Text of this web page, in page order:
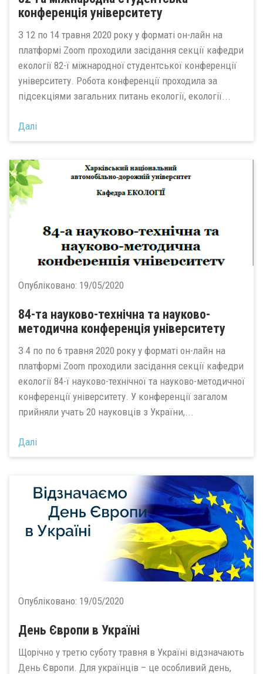
конференція університету
З 12 по 14 травня 2020 року у форматі он-лайн на
платформі Zoom проходили засідання секції кафедри
екології 82-ї міжнародної студентської конференції
університету. Робота конференції проходила за
підсекціями загальних питань екології, екології...
Далі
Опубліковано: 19/05/2020
84-та науково-технічна та науково-
методична конференція університету
З 4 по по 6 травня 2020 року у форматі он-лайн на
платформі Zoom проходили засідання секції кафедри
екології 84-ї науково-технічної та науково-методичної
конференції університету. У конференції загалом
прийняли учать 20 науковців з України,...
Далі
Опубліковано: 19/05/2020
День Європи в Україні
Щорічно у третю суботу травня в Україні відзначають
День Європи. Для українців – це особливий день,